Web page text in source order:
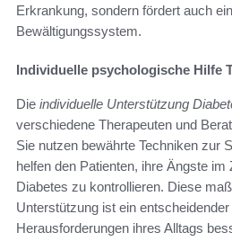
Erkrankung, sondern fördert auch
Bewältigungssystem.
Individuelle psychologische Hilfe
Die individuelle Unterstützung
verschiedene Therapeuten und
Sie nutzen bewährte Techniken zur
helfen den Patienten, ihre Ängste
Diabetes zu kontrollieren. Diese
Unterstützung ist ein
Herausforderungen ihres Alltags